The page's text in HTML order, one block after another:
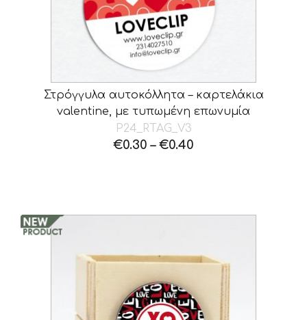
Στρόγγυλα αυτοκόλλητα – καρτελάκια
valentine, με τυπωμένη επωνυμία
P24_RTAG_V3
€0.30 – €0.40